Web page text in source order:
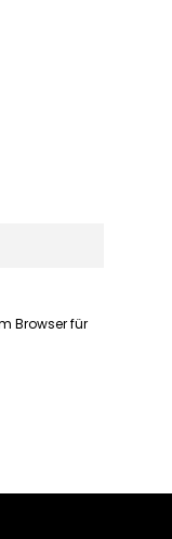
Browser für